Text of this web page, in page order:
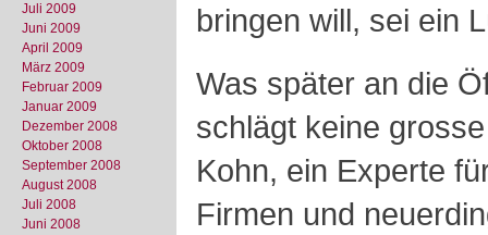
Juli 2009
Juni 2009
April 2009
März 2009
Februar 2009
Januar 2009
Dezember 2008
Oktober 2008
September 2008
August 2008
Juli 2008
Juni 2008
bringen will, sei ein
Was später an die
schlägt keine
Kohn, ein Experte
Firmen und